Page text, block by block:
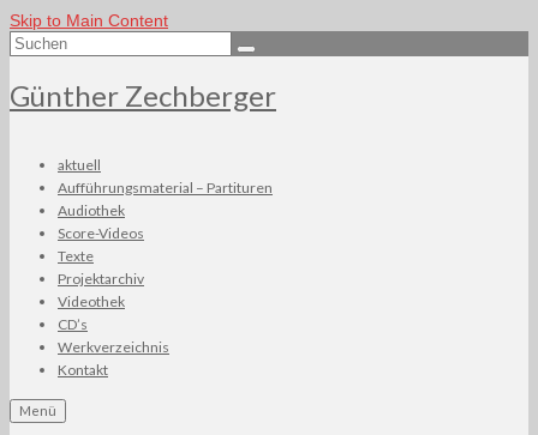
Skip to Main Content
Suchen
nach:
Günther Zechberger
aktuell
Aufführungsmaterial – Partituren
Audiothek
Score-Videos
Texte
Projektarchiv
Videothek
CD’s
Werkverzeichnis
Kontakt
Menü